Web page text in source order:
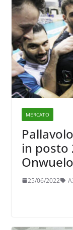
MERCATO
in posto
Onwuelo
25/06/2022